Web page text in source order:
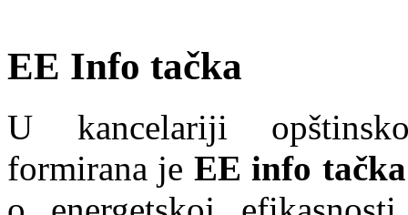
EE Info tačka
U kancelariji
formirana je EE info tačka